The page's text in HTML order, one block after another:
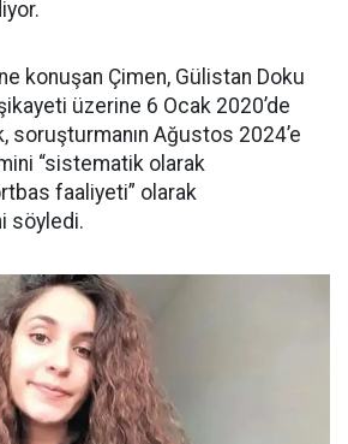
konuşan Çimen, Gülistan Doku
üzerine 6 Ocak 2020’de
soruşturmanın Ağustos 2024’e
“sistematik olarak
faaliyeti” olarak
söyledi.